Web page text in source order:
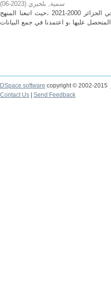
سمية, بلخيري (
2023-06
)
هدفت الدراسة للبحث عن فعالية السياسة النقدية في تصحيح الاختلالات النقدية في الجزائر 2000-2021 ،حيث اتبعنا المنهج
DSpace software copyright © 2002-2015
Contact Us
Send Feedback